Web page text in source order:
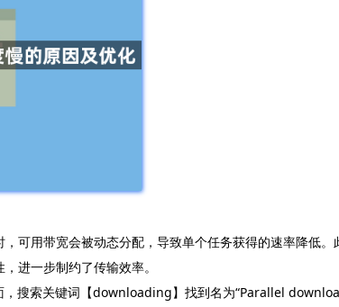
可用带宽会被动态分配，导致单个任务获得的速率降低。
进一步制约了传输效率。
搜索关键词【downloading】找到名为“Parallel